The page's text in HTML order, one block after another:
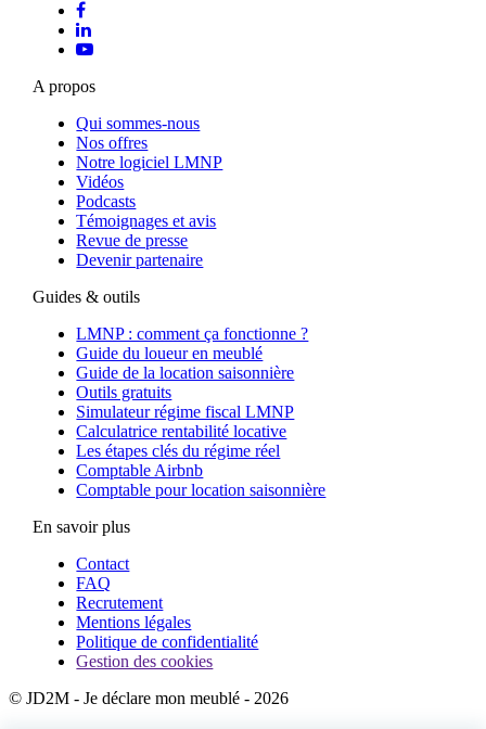
A propos
Qui sommes-nous
Nos offres
Notre logiciel LMNP
Vidéos
Podcasts
Témoignages et avis
Revue de presse
Devenir partenaire
Guides & outils
LMNP : comment ça fonctionne ?
Guide du loueur en meublé
Guide de la location saisonnière
Outils gratuits
Simulateur régime fiscal LMNP
Calculatrice rentabilité locative
Les étapes clés du régime réel
Comptable Airbnb
Comptable pour location saisonnière
En savoir plus
Contact
FAQ
Recrutement
Mentions légales
Politique de confidentialité
Gestion des cookies
© JD2M - Je déclare mon meublé - 2026